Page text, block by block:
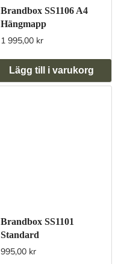
Brandbox SS1106 A4
Hängmapp
1 995,00 kr
Lägg till i varukorg
Brandbox SS1101
Standard
995,00 kr